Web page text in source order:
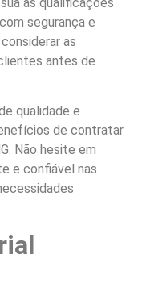
segurança e
as
antes de
qualidade e
de contratar
Não hesite em
e confiável nas